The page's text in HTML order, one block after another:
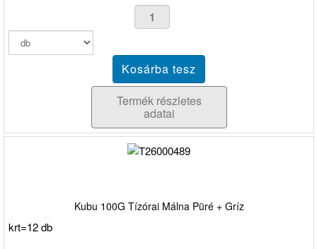
Termék részletes
adatai
Kubu 100G Tízórai Málna Püré + Gríz
krt=12 db